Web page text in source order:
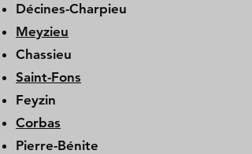
Décines-Charpieu
Meyzieu
Chassieu
Saint-Fons
Feyzin
Corbas
Pierre-Bénite